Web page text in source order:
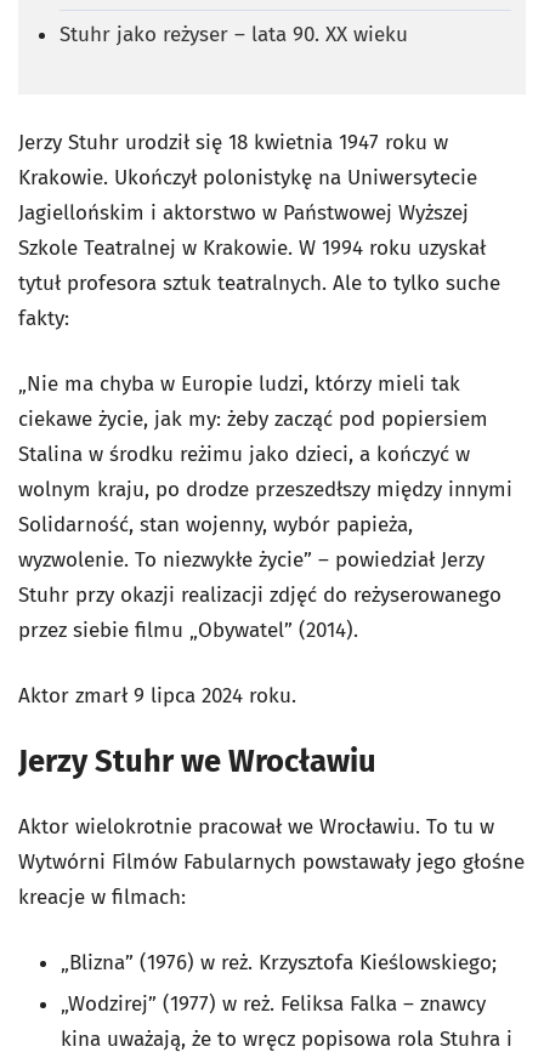
Stuhr jako reżyser – lata 90. XX wieku
Jerzy Stuhr urodził się 18 kwietnia 1947 roku w
Krakowie. Ukończył polonistykę na Uniwersytecie
Jagiellońskim i aktorstwo w Państwowej Wyższej
Szkole Teatralnej w Krakowie. W 1994 roku uzyskał
tytuł profesora sztuk teatralnych. Ale to tylko suche
fakty:
„Nie ma chyba w Europie ludzi, którzy mieli tak
ciekawe życie, jak my: żeby zacząć pod popiersiem
Stalina w środku reżimu jako dzieci, a kończyć w
wolnym kraju, po drodze przeszedłszy między innymi
Solidarność, stan wojenny, wybór papieża,
wyzwolenie. To niezwykłe życie” – powiedział Jerzy
Stuhr przy okazji realizacji zdjęć do reżyserowanego
przez siebie filmu „Obywatel” (2014).
Aktor zmarł 9 lipca 2024 roku.
Jerzy Stuhr we Wrocławiu
Aktor wielokrotnie pracował we Wrocławiu. To tu w
Wytwórni Filmów Fabularnych powstawały jego głośne
kreacje w filmach:
„Blizna” (1976) w reż. Krzysztofa Kieślowskiego;
„Wodzirej” (1977) w reż. Feliksa Falka – znawcy
kina uważają, że to wręcz popisowa rola Stuhra i